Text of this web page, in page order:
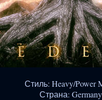
Стиль: Heavy/Power
Страна: Germany